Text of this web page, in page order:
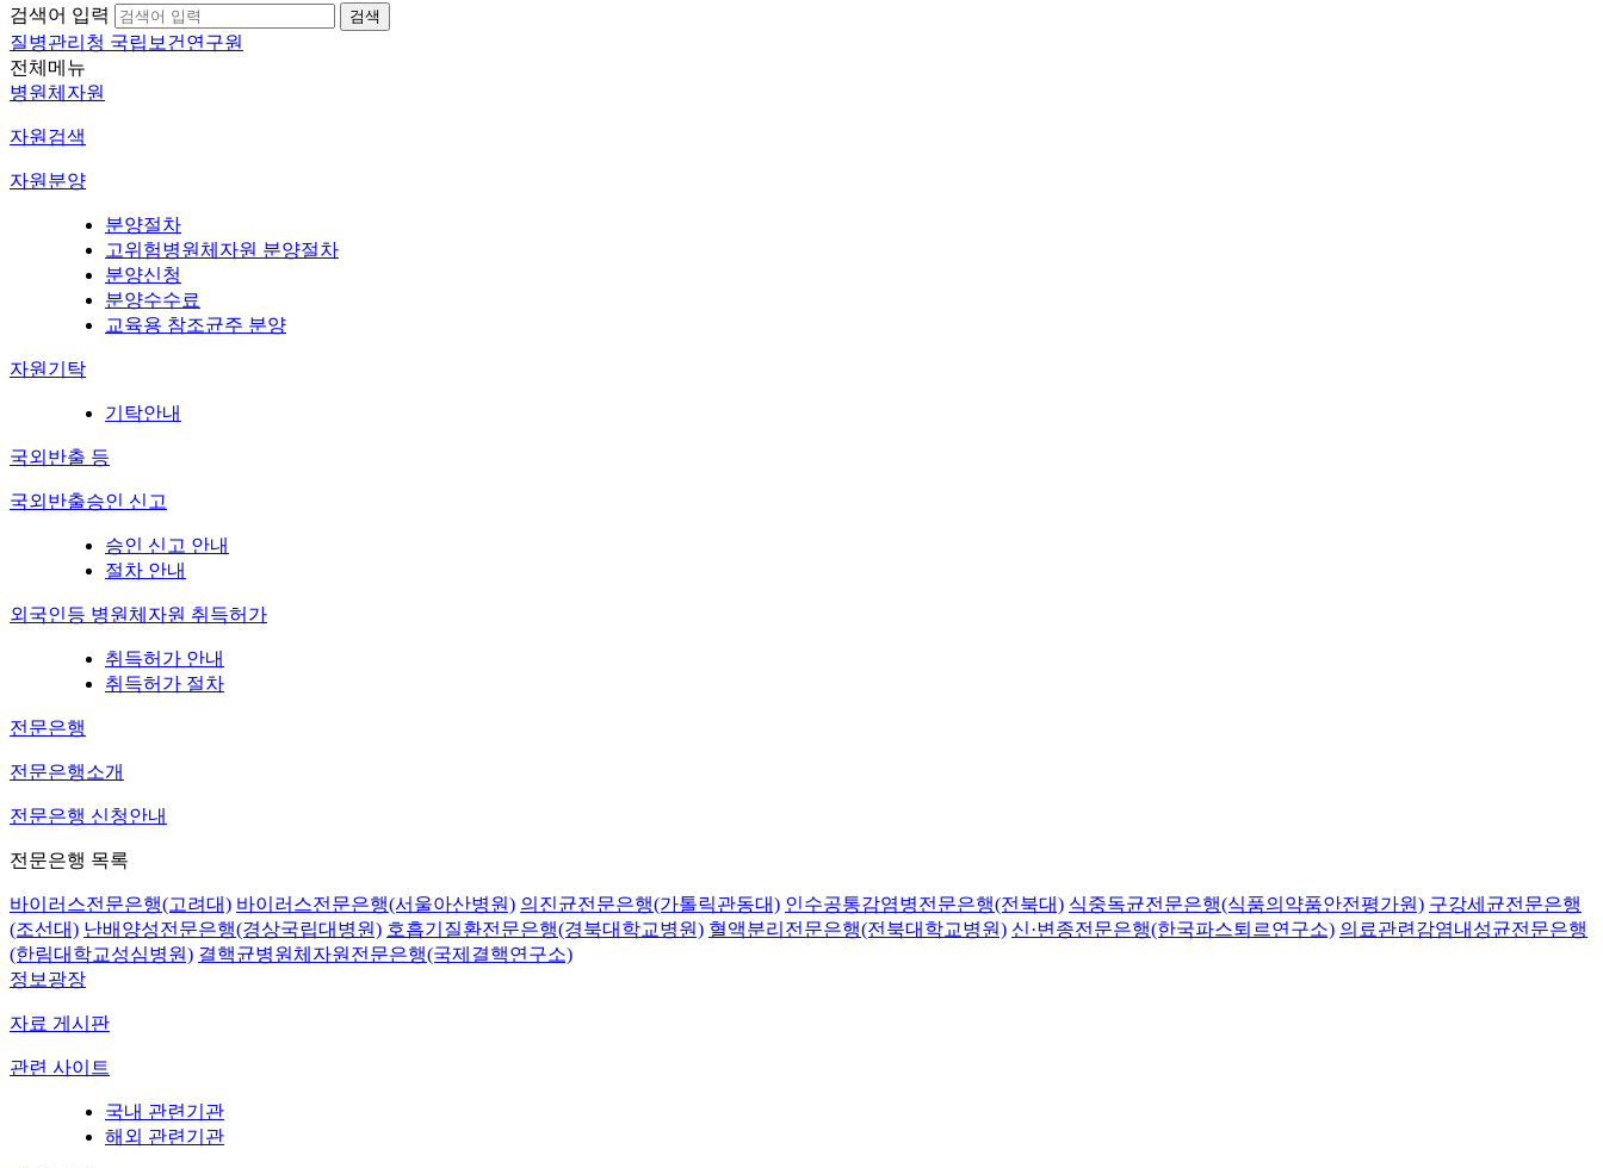
검색어 입력
질병관리청 국립보건연구원
전체메뉴
병원체자원
자원검색
자원분양
분양절차
고위험병원체자원 분양절차
분양신청
분양수수료
교육용 참조균주 분양
자원기탁
기탁안내
국외반출 등
국외반출승인 신고
승인 신고 안내
절차 안내
외국인등 병원체자원 취득허가
취득허가 안내
취득허가 절차
전문은행
전문은행소개
전문은행 신청안내
전문은행 목록
바이러스전문은행(고려대) 바이러스전문은행(서울아산병원) 의진균전문은행(가톨릭관동대) 인수공통감염병전문은행(전북대) 식중독균전문은행(식품의약품안전평가원) 구강세균전문은행
(조선대) 난배양성전문은행(경상국립대병원) 호흡기질환전문은행(경북대학교병원) 혈액분리전문은행(전북대학교병원) 신·변종전문은행(한국파스퇴르연구소) 의료관련감염내성균전문은행
(한림대학교성심병원) 결핵균병원체자원전문은행(국제결핵연구소)
정보광장
자료 게시판
관련 사이트
국내 관련기관
해외 관련기관